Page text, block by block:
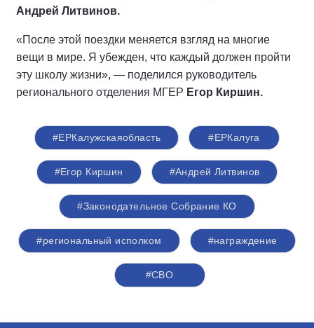
Андрей Литвинов.
«После этой поездки меняется взгляд на многие
вещи в мире. Я убежден, что каждый должен пройти
эту школу жизни», — поделился руководитель
регионального отделения МГЕР Егор Киршин.
#ЕРКалужскаяобласть #ЕРКалуга
#Егор Киршин #Андрей Литвинов
#Законодательное Собрание КО
#региональный исполком #награждение
#СВО